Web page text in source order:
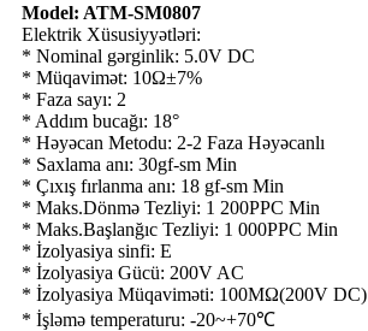
Model: ATM-SM0807
Elektrik Xüsusiyyətləri:
* Nominal gərginlik: 5.0V DC
* Müqavimət: 10Ω±7%
* Faza sayı: 2
* Addım bucağı: 18°
* Həyəcan Metodu: 2-2 Faza Həyəcanlı
* Saxlama anı: 30gf-sm Min
* Çıxış fırlanma anı: 18 gf-sm Min
* Maks.Dönmə Tezliyi: 1 200PPC Min
* Maks.Başlanğıc Tezliyi: 1 000PPC Min
* İzolyasiya sinfi: E
* İzolyasiya Gücü: 200V AC
* İzolyasiya Müqaviməti: 100MΩ(200V DC)
* İşləmə temperaturu: -20~+70℃